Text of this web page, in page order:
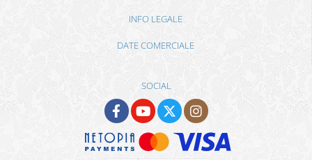
INFO LEGALE
DATE COMERCIALE
SOCIAL